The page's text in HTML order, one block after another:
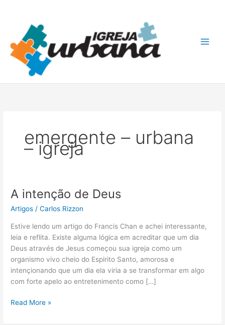
conteúdo
emergente – urbana
– igreja
A intenção de Deus
Artigos /Carlos Rizzon
Estive lendo um artigo do Francis Chan e achei interessante,
leia e reflita. Existe alguma lógica em acreditar que um dia
Deus através de Jesus começou sua igreja como um
organismo vivo cheio do Espirito Santo, amorosa e
intençionando que um dia ela viria a se transformar em algo
com forte apelo ao entretenimento como […]
A
de
Deus
Read More »
u